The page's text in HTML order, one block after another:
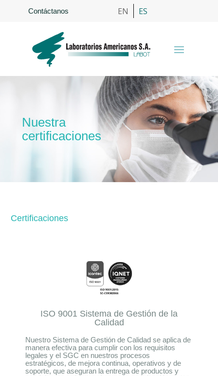
Contáctanos EN ES
Nuestra
certificaciones
Certificaciones
ISO 9001 Sistema de Gestión de la
Calidad
Nuestro Sistema de Gestión de Calidad se aplica de
manera efectiva para cumplir con los requisitos
legales y el SGC en nuestros procesos
estratégicos, de mejora continua, operativos y de
soporte, que aseguran la entrega de productos y